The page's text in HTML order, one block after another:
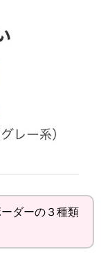
ダーの３種類